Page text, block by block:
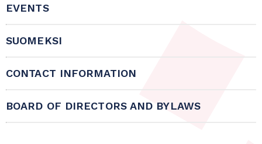
EVENTS
SUOMEKSI
CONTACT INFORMATION
BOARD OF DIRECTORS AND BYLAWS